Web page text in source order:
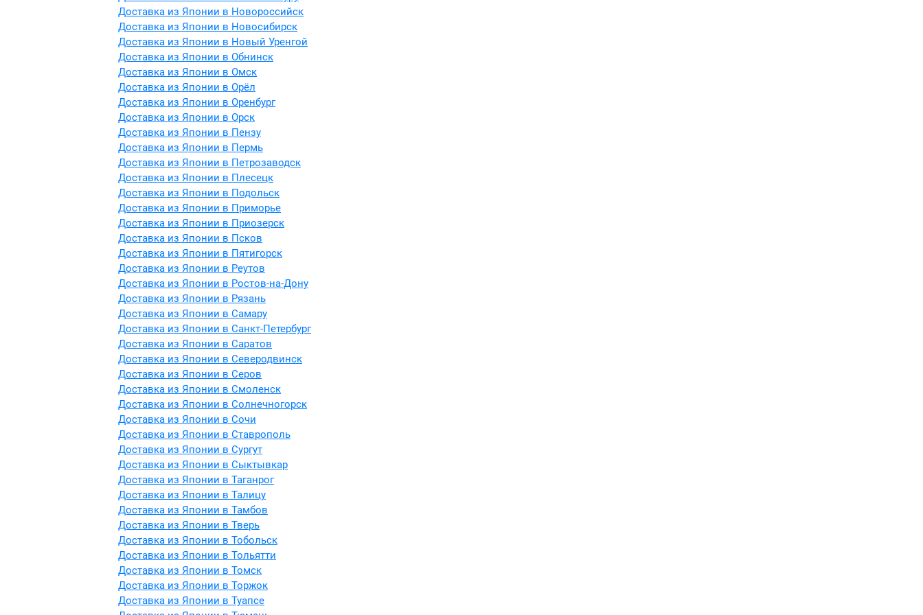
Доставка из Японии в Новороссийск
Доставка из Японии в Новосибирск
Доставка из Японии в Новый Уренгой
Доставка из Японии в Обнинск
Доставка из Японии в Омск
Доставка из Японии в Орёл
Доставка из Японии в Оренбург
Доставка из Японии в Орск
Доставка из Японии в Пензу
Доставка из Японии в Пермь
Доставка из Японии в Петрозаводск
Доставка из Японии в Плесецк
Доставка из Японии в Подольск
Доставка из Японии в Приморье
Доставка из Японии в Приозерск
Доставка из Японии в Псков
Доставка из Японии в Пятигорск
Доставка из Японии в Реутов
Доставка из Японии в Ростов-на-Дону
Доставка из Японии в Рязань
Доставка из Японии в Самару
Доставка из Японии в Санкт-Петербург
Доставка из Японии в Саратов
Доставка из Японии в Северодвинск
Доставка из Японии в Серов
Доставка из Японии в Смоленск
Доставка из Японии в Солнечногорск
Доставка из Японии в Сочи
Доставка из Японии в Ставрополь
Доставка из Японии в Сургут
Доставка из Японии в Сыктывкар
Доставка из Японии в Таганрог
Доставка из Японии в Талицу
Доставка из Японии в Тамбов
Доставка из Японии в Тверь
Доставка из Японии в Тобольск
Доставка из Японии в Тольятти
Доставка из Японии в Томск
Доставка из Японии в Торжок
Доставка из Японии в Туапсе